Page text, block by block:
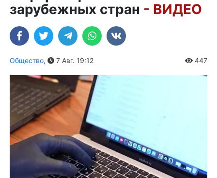
зарубежных стран - ВИДЕО
Общество, 7 Авг. 19:12 447